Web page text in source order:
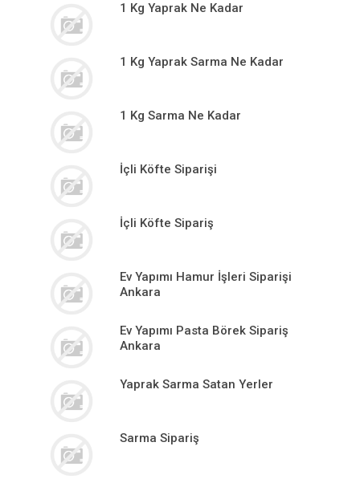
1 Kg Yaprak Ne Kadar
1 Kg Yaprak Sarma Ne Kadar
1 Kg Sarma Ne Kadar
İçli Köfte Siparişi
İçli Köfte Sipariş
Ev Yapımı Hamur İşleri Siparişi
Ankara
Ev Yapımı Pasta Börek Sipariş
Ankara
Yaprak Sarma Satan Yerler
Sarma Sipariş